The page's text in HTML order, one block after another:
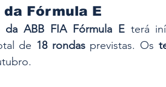
Fórmula E
da ABB FIA Fórmula E terá
de 18 rondas previstas. Os